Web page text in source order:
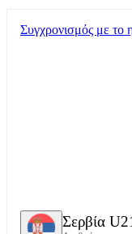
Σερβία
Συγχρονισμός με το